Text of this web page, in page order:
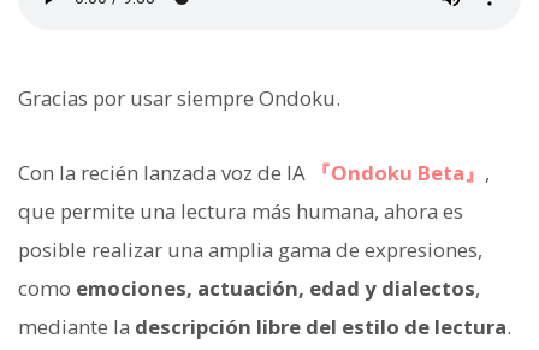
Gracias por usar siempre Ondoku.
Con la recién lanzada voz de IA 『Ondoku Beta』 ,
que permite una lectura más humana, ahora es
posible realizar una amplia gama de expresiones,
como emociones, actuación, edad y dialectos,
mediante la descripción libre del estilo de lectura.